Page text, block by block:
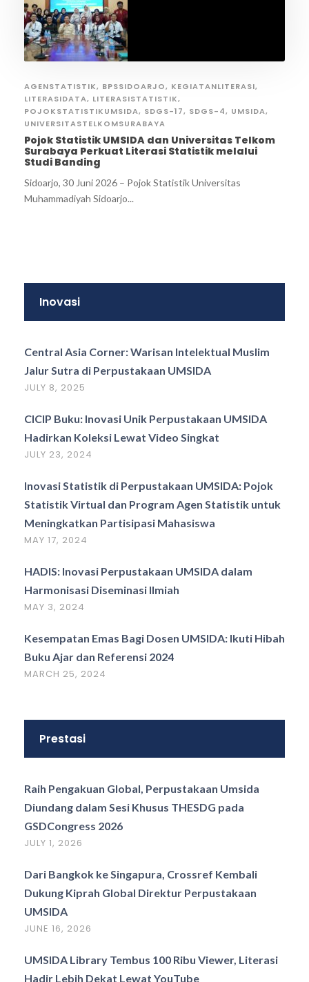
AGENSTATISTIK, BPSSIDOARJO, KEGIATANLITERASI,
LITERASIDATA, LITERASISTATISTIK,
POJOKSTATISTIKUMSIDA, SDGS-17, SDGS-4, UMSIDA,
UNIVERSITASTELKOMSURABAYA
Pojok Statistik UMSIDA dan Universitas Telkom
Surabaya Perkuat Literasi Statistik melalui
Studi Banding
Sidoarjo, 30 Juni 2026 – Pojok Statistik Universitas
Muhammadiyah Sidoarjo...
Inovasi
Central Asia Corner: Warisan Intelektual Muslim
Jalur Sutra di Perpustakaan UMSIDA
JULY 8, 2025
CICIP Buku: Inovasi Unik Perpustakaan UMSIDA
Hadirkan Koleksi Lewat Video Singkat
JULY 23, 2024
Inovasi Statistik di Perpustakaan UMSIDA: Pojok
Statistik Virtual dan Program Agen Statistik untuk
Meningkatkan Partisipasi Mahasiswa
MAY 17, 2024
HADIS: Inovasi Perpustakaan UMSIDA dalam
Harmonisasi Diseminasi Ilmiah
MAY 3, 2024
Kesempatan Emas Bagi Dosen UMSIDA: Ikuti Hibah
Buku Ajar dan Referensi 2024
MARCH 25, 2024
Prestasi
Raih Pengakuan Global, Perpustakaan Umsida
Diundang dalam Sesi Khusus THESDG pada
GSDCongress 2026
JULY 1, 2026
Dari Bangkok ke Singapura, Crossref Kembali
Dukung Kiprah Global Direktur Perpustakaan
UMSIDA
JUNE 16, 2026
UMSIDA Library Tembus 100 Ribu Viewer, Literasi
Hadir Lebih Dekat Lewat YouTube